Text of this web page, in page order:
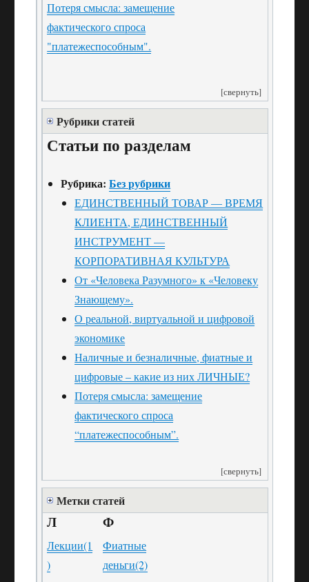
Потеря смысла: замещение
фактического спроса
"платежеспособным".
[свернуть]
Рубрики статей
Статьи по разделам
Рубрика:Без рубрики
ЕДИНСТВЕННЫЙ ТОВАР — ВРЕМЯ
КЛИЕНТА, ЕДИНСТВЕННЫЙ
ИНСТРУМЕНТ —
КОРПОРАТИВНАЯ КУЛЬТУРА
От «Человека Разумного» к «Человеку
Знающему».
О реальной, виртуальной и цифровой
экономике
Наличные и безналичные, фиатные и
цифровые – какие из них ЛИЧНЫЕ?
Потеря смысла: замещение
фактического спроса
“платежеспособным”.
[свернуть]
Метки статей
Л
Лекции(1
)
Ф
Фиатные
деньги(2)